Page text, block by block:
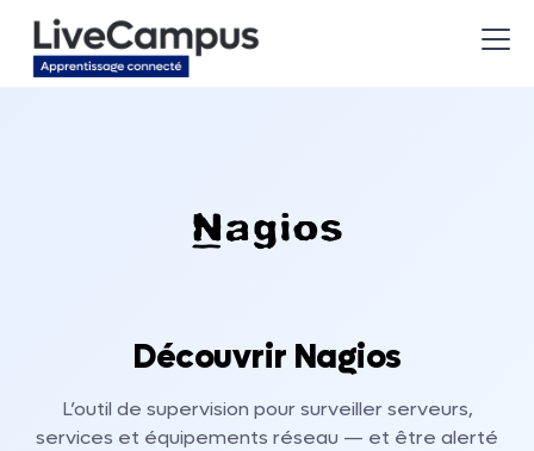
Découvrir Nagios
L’outil de supervision pour surveiller serveurs,
services et équipements réseau — et être alerté